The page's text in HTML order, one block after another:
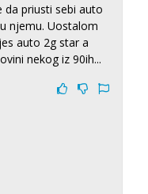
da priusti sebi auto
njemu. Uostalom
auto 2g star a
nekog iz 90ih...